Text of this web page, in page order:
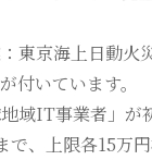
東京海上日動火
付いています。
域IT事業者」が
、上限各15万円